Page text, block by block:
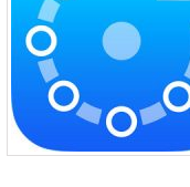
P
r
v